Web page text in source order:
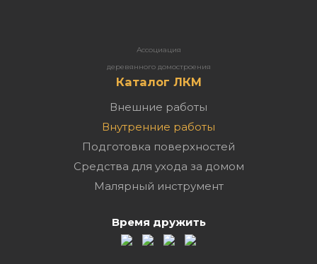
Ассоциация
деревянного домостроения
Каталог ЛКМ
Внешние работы
Внутренние работы
Подготовка поверхностей
Средства для ухода за домом
Малярный инструмент
Время дружить